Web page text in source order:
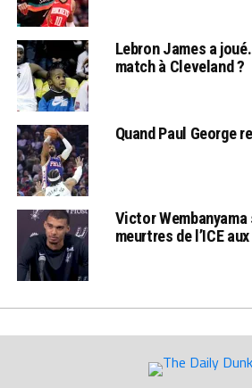
Lebron James a
match à Cleveland ?
Quand Paul George
Victor Wembanyama
meurtres de l’ICE aux